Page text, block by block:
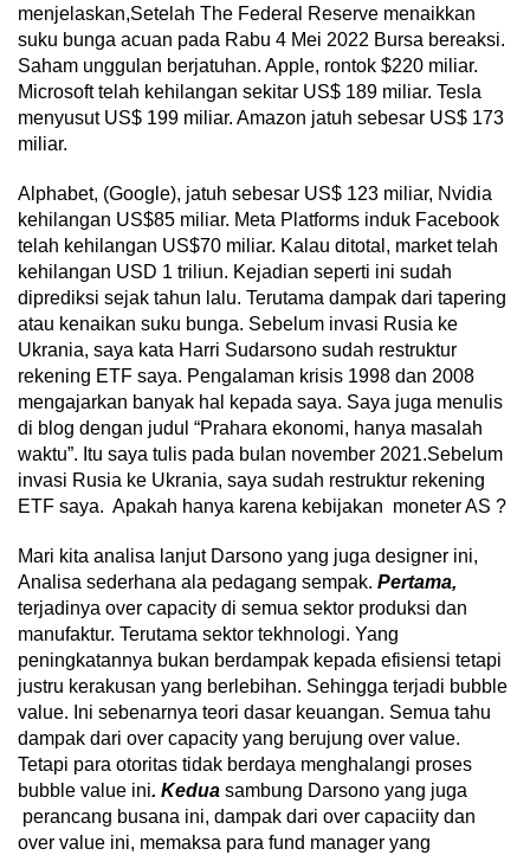
menjelaskan,Setelah The Federal Reserve menaikkan
suku bunga acuan pada Rabu 4 Mei 2022 Bursa bereaksi.
Saham unggulan berjatuhan. Apple, rontok $220 miliar.
Microsoft telah kehilangan sekitar US$ 189 miliar. Tesla
menyusut US$ 199 miliar. Amazon jatuh sebesar US$ 173
miliar.
Alphabet, (Google), jatuh sebesar US$ 123 miliar, Nvidia
kehilangan US$85 miliar. Meta Platforms induk Facebook
telah kehilangan US$70 miliar. Kalau ditotal, market telah
kehilangan USD 1 triliun. Kejadian seperti ini sudah
diprediksi sejak tahun lalu. Terutama dampak dari tapering
atau kenaikan suku bunga. Sebelum invasi Rusia ke
Ukrania, saya kata Harri Sudarsono sudah restruktur
rekening ETF saya. Pengalaman krisis 1998 dan 2008
mengajarkan banyak hal kepada saya. Saya juga menulis
di blog dengan judul “Prahara ekonomi, hanya masalah
waktu”. Itu saya tulis pada bulan november 2021.Sebelum
invasi Rusia ke Ukrania, saya sudah restruktur rekening
ETF saya. Apakah hanya karena kebijakan moneter AS ?
Mari kita analisa lanjut Darsono yang juga designer ini,
Analisa sederhana ala pedagang sempak. Pertama,
terjadinya over capacity di semua sektor produksi dan
manufaktur. Terutama sektor tekhnologi. Yang
peningkatannya bukan berdampak kepada efisiensi tetapi
justru kerakusan yang berlebihan. Sehingga terjadi bubble
value. Ini sebenarnya teori dasar keuangan. Semua tahu
dampak dari over capacity yang berujung over value.
Tetapi para otoritas tidak berdaya menghalangi proses
bubble value ini. Kedua sambung Darsono yang juga
perancang busana ini, dampak dari over capaciity dan
over value ini, memaksa para fund manager yang